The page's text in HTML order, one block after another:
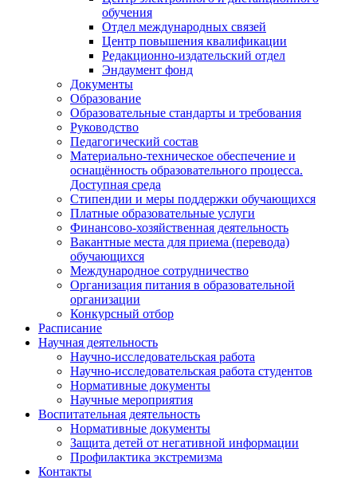
обучения
Отдел международных связей
Центр повышения квалификации
Редакционно-издательский отдел
Эндаумент фонд
Документы
Образование
Образовательные стандарты и требования
Руководство
Педагогический состав
Материально-техническое обеспечение и
оснащённость образовательного процесса.
Доступная среда
Стипендии и меры поддержки обучающихся
Платные образовательные услуги
Финансово-хозяйственная деятельность
Вакантные места для приема (перевода)
обучающихся
Международное сотрудничество
Организация питания в образовательной
организации
Конкурсный отбор
Расписание
Научная деятельность
Научно-исследовательская работа
Научно-исследовательская работа студентов
Нормативные документы
Научные мероприятия
Воспитательная деятельность
Нормативные документы
Защита детей от негативной информации
Профилактика экстремизма
Контакты